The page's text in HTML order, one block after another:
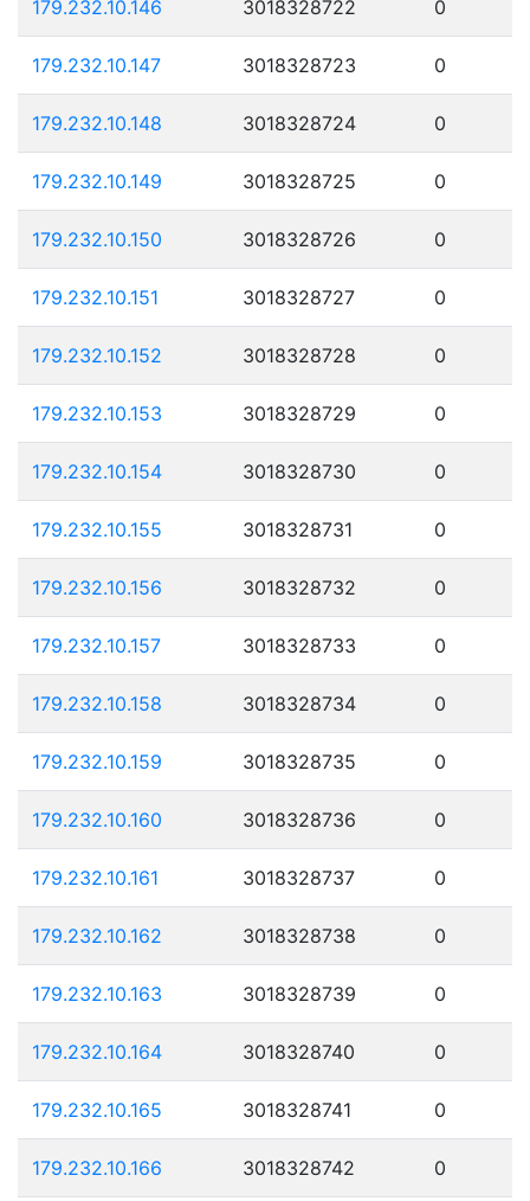
179.232.10.146 3018328722 0
179.232.10.147 3018328723 0
179.232.10.148 3018328724 0
179.232.10.149 3018328725 0
179.232.10.150 3018328726 0
179.232.10.151 3018328727 0
179.232.10.152 3018328728 0
179.232.10.153 3018328729 0
179.232.10.154 3018328730 0
179.232.10.155 3018328731 0
179.232.10.156 3018328732 0
179.232.10.157 3018328733 0
179.232.10.158 3018328734 0
179.232.10.159 3018328735 0
179.232.10.160 3018328736 0
179.232.10.161 3018328737 0
179.232.10.162 3018328738 0
179.232.10.163 3018328739 0
179.232.10.164 3018328740 0
179.232.10.165 3018328741 0
179.232.10.166 3018328742 0